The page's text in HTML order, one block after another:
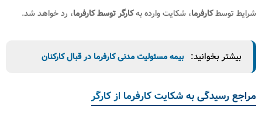
شرایط توسطکارفرما، شکایت وارده بهکارگر توسط کارفرما، رد خواهد شد.
بیشتر بخوانید: بیمه مسئولیت مدنی کارفرما در قبال کارکنان
مراجع رسیدگی به شکایت کارفرما از کارگر